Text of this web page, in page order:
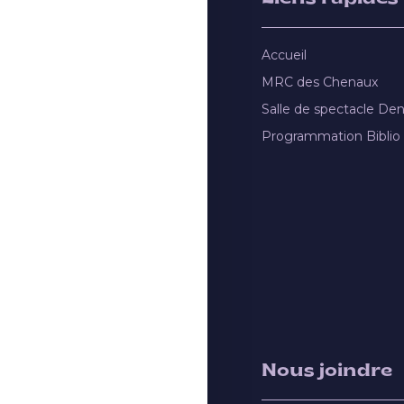
Accueil
MRC des Chenaux
Salle de spectacle
Programmation Biblio
Nous joindre